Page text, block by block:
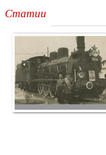
Статии